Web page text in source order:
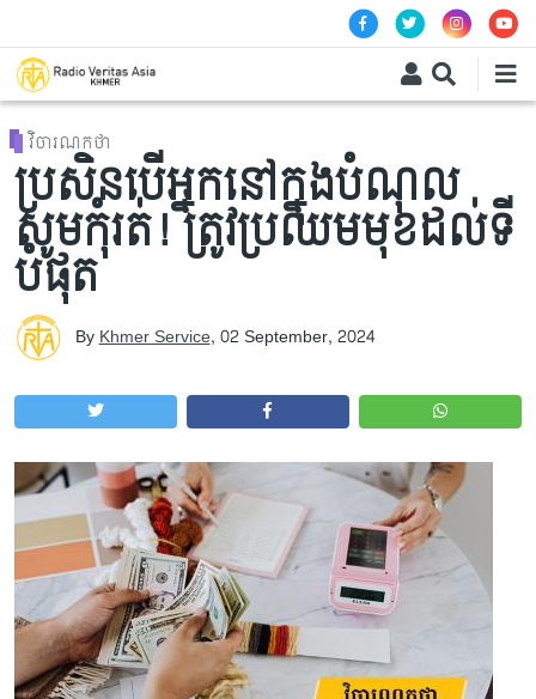
វិចារណកថា
ប្រសិនបើអ្នកនៅក្នុងបំណុល
សូមកុំរត់! ត្រូវប្រឈមមុខដល់ទី
បំផុត
ByKhmer Service, 02 September, 2024